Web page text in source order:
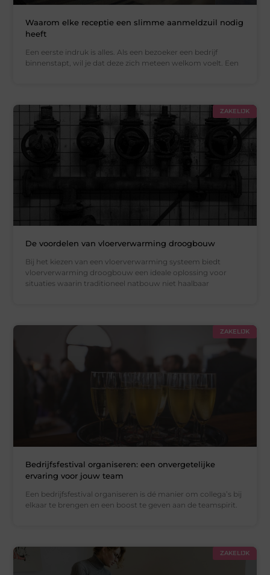
Waarom elke receptie een slimme aanmeldzuil nodig
heeft
Een eerste indruk is alles. Als een bezoeker een bedrijf
binnenstapt, wil je dat deze zich meteen welkom voelt. Een
ZAKELIJK
De voordelen van vloerverwarming droogbouw
Bij het kiezen van een vloerverwarming systeem biedt
vloerverwarming droogbouw een ideale oplossing voor
situaties waarin traditioneel natbouw niet haalbaar
ZAKELIJK
Bedrijfsfestival organiseren: een onvergetelijke
ervaring voor jouw team
Een bedrijfsfestival organiseren is dé manier om collega’s bij
elkaar te brengen en een boost te geven aan de teamspirit.
ZAKELIJK